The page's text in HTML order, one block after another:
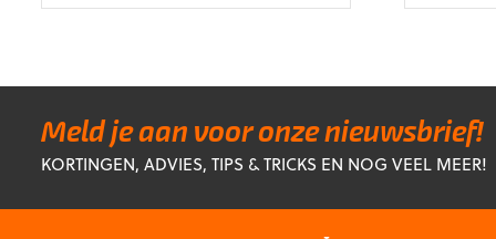
Deze
optie
kan
Deze
optie
kan
Meld je aan voor onze nieuwsbrief!
KORTINGEN, ADVIES, TIPS & TRICKS EN NOG VEEL MEER!